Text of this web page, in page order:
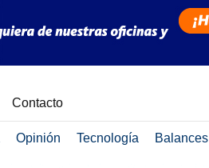
Contacto
Opinión Tecnología Balances